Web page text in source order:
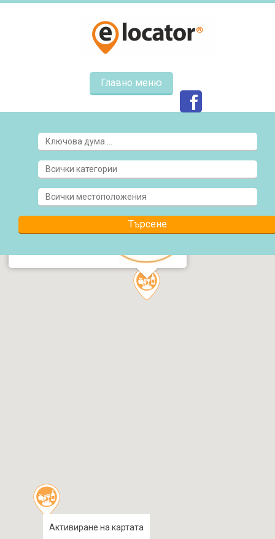
Главно меню
ЕСПРЕСО ВЕНДИНГ
Варна, ул. Оборище 36
ВИЖ ПОВЕЧЕ
Активиране на картата